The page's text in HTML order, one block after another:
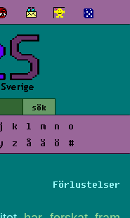
j k l m n
o
z å ä ö #
Förlustelser